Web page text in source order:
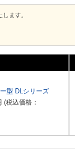
ます。
型 DLシリーズ
(税込価格：